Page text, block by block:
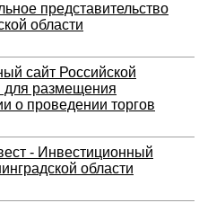
представительство
области
сайт Российской
для размещения
о проведении торгов
- Инвестиционный
области